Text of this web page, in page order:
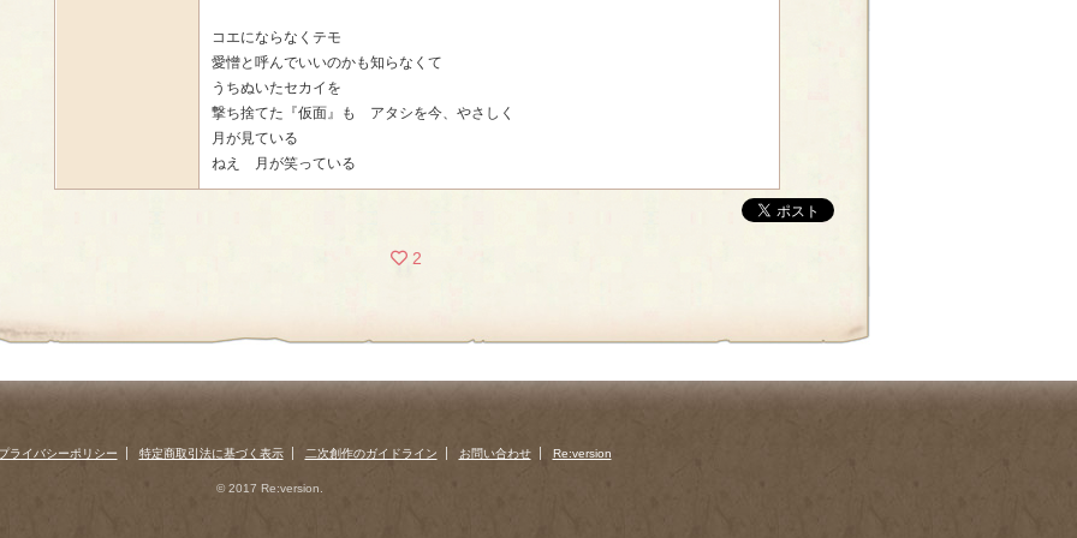
コエにならなくテモ
愛憎と呼んでいいのかも知らなくて
うちぬいたセカイを
撃ち捨てた『仮面』も アタシを今、やさしく
月が見ている
ねえ 月が笑っている
2
ライバシーポリシー 特定商取引法に基づく表示 二次創作のガイドライン お問い合わせ Re:version
© 2017 Re:version.